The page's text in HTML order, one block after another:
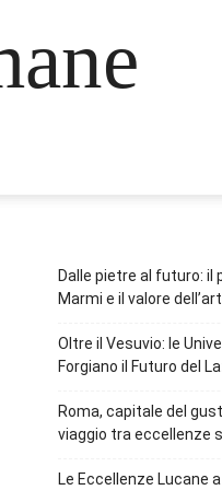
Dalle pietre al futuro: il
Marmi e il valore
Oltre il Vesuvio: le
Forgiano il Futuro del
Roma, capitale del
viaggio tra eccellenze
Le Eccellenze Lucane